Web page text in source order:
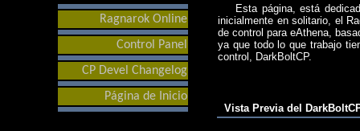
Ragnarok Online
Control Panel
CP Devel Changelog
Página de Inicio
Esta página, está
inicialmente en solitario, el
de control para eAthena,
ya que todo lo que trabajo
control, DarkBoltCP.
Vista Previa del